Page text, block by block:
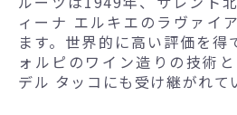
ィーナ エルキエのラヴァイ
ます。世界的に高い評価を
ォルピのワイン造りの技術
デル タッコにも受け継がれて